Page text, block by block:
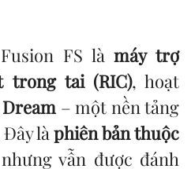
Fusion FS làmáy trợ
trong tai (RIC), hoạt
– một nền tảng
là phiên bản thuộc
vẫn được đánh